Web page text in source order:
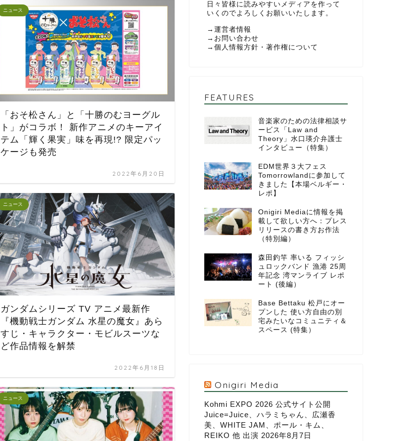
ニュース
「おそ松さん」と「十勝のむヨーグル
ト」がコラボ！ 新作アニメのキーアイ
テム「輝く果実」味を再現!? 限定パッ
ケージも発売
2022年6月20日
ニュース
ガンダムシリーズ TV アニメ最新作
『機動戦士ガンダム 水星の魔女』あら
すじ・キャラクター・モビルスーツな
ど作品情報を解禁
2022年6月18日
ニュース
日々皆様に読みやすいメディアを作って
いくのでよろしくお願いいたします。
→ 運営者情報
→ お問い合わせ
→ 個人情報方針・著作権について
FEATURES
音楽家のための法律相談サ
ービス「Law and
Theory」水口瑛介弁護士
インタビュー（特集）
EDM世界３大フェス
Tomorrowlandに参加して
きました【本場ベルギー・
レポ】
Onigiri Mediaに情報を掲
載して欲しい方へ：プレス
リリースの書き方お作法
（特別編）
森田釣竿 率いる フィッシ
ュロックバンド 漁港 25周
年記念 湾マンライブ レポ
ート (後編）
Base Bettaku 松戸にオー
プンした 使い方自由の別
宅みたいなコミュニティ＆
スペース (特集）
Onigiri Media
Kohmi EXPO 2026 公式サイト公開
Juice=Juice、ハラミちゃん、広瀬香
美、WHITE JAM、ポール・キム、
REIKO 他 出演 2026年8月7日